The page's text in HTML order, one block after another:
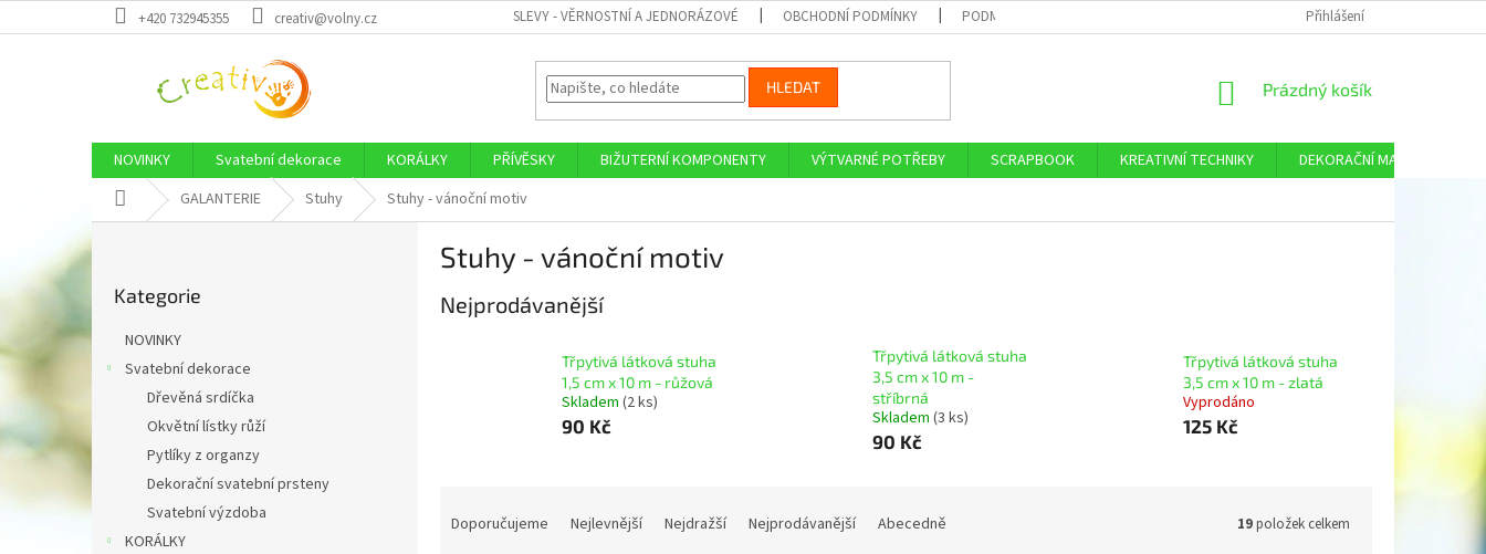
na
+420 732945355 creativ@volny.cz SLEVY - VĚRNOSTNÍ A JEDNORÁZOVÉ OBCHODNÍ PODMÍNKY PODMÍNKY OCHRANY OSOBNÍCH ÚDAJŮ DOPRAVA A PLATBA
Přihlášení
HLEDAT
NÁKUPNÍ
Prázdný košík
NOVINKY Svatební dekorace KORÁLKY PŘÍVĚSKY BIŽUTERNÍ KOMPONENTY VÝTVARNÉ POTŘEBY SCRAPBOOK KREATIVNÍ TECHNIKY
DEKORAČNÍ MATERIÁL
Domů GALANTERIE Stuhy Stuhy - vánoční motiv
P
o
p
a
n
kategorie
Kategorie
NOVINKY
Svatební dekorace
Dřevěná srdíčka
Okvětní lístky růží
Pytlíky z organzy
Dekorační svatební prsteny
Svatební výzdoba
KORÁLKY
Stuhy - vánoční motiv
Nejprodávanější
Třpytivá látková stuha
1,5 cm x 10 m - růžová
Skladem (2 ks)
90 Kč
Třpytivá látková stuha
3,5 cm x 10 m -
stříbrná
Skladem (3 ks)
90 Kč
Třpytivá látková stuha
3,5 cm x 10 m - zlatá
Vyprodáno
125 Kč
Doporučujeme Nejlevnější Nejdražší Nejprodávanější Abecedně 19položek celkem